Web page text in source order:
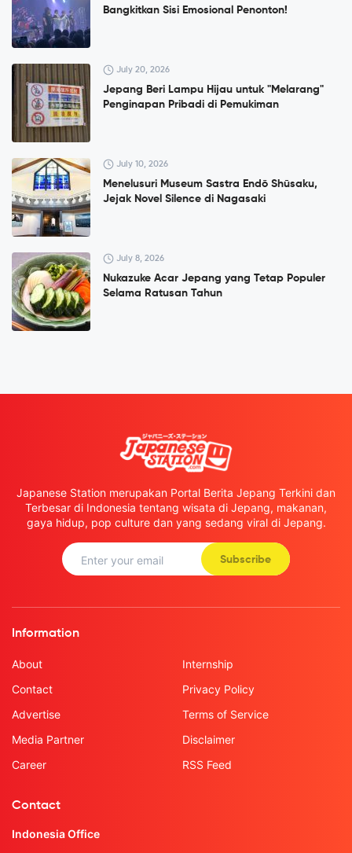
Bangkitkan Sisi Emosional Penonton!
July 20, 2026
Jepang Beri Lampu Hijau untuk "Melarang"
Penginapan Pribadi di Pemukiman
July 10, 2026
Menelusuri Museum Sastra Endō Shūsaku,
Jejak Novel Silence di Nagasaki
July 8, 2026
Nukazuke Acar Jepang yang Tetap Populer
Selama Ratusan Tahun
Japanese Station merupakan Portal Berita Jepang Terkini dan
Terbesar di Indonesia tentang wisata di Jepang, makanan,
gaya hidup, pop culture dan yang sedang viral di Jepang.
Subscribe
Information
About
Contact
Advertise
Media Partner
Career
Internship
Privacy Policy
Terms of Service
Disclaimer
RSS Feed
Contact
Indonesia Office